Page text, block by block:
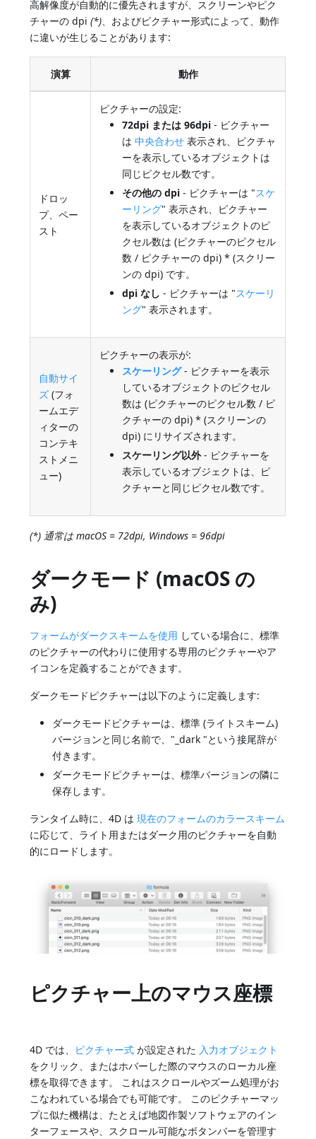
高解像度が自動的に優先されますが、スクリーンやピク
チャーの dpi(*)、およびピクチャー形式によって、動作
に違いが生じることがあります:
演算 動作
ドロッ
プ、ペー
スト
ピクチャーの設定:
72dpi または 96dpi - ピクチャー
は中央合わせ 表示され、ピクチャ
ーを表示しているオブジェクトは
同じピクセル数です。
その他の dpi - ピクチャーは "スケ
ーリング" 表示され、ピクチャー
を表示しているオブジェクトのピ
クセル数は (ピクチャーのピクセル
数 / ピクチャーの dpi) * (スクリー
ンの dpi) です。
dpi なし - ピクチャーは "スケーリ
ング" 表示されます。
自動サイ
ズ (フォ
ームエデ
ィターの
コンテキ
ストメニ
ュー)
ピクチャーの表示が:
スケーリング- ピクチャーを表示
しているオブジェクトのピクセル
数は (ピクチャーのピクセル数 / ピ
クチャーの dpi) * (スクリーンの
dpi) にリサイズされます。
スケーリング以外- ピクチャーを
表示しているオブジェクトは、ピ
クチャーと同じピクセル数です。
(*) 通常は macOS = 72dpi, Windows = 96dpi
ダークモード (macOS の
み)
フォームがダークスキームを使用 している場合に、標準
のピクチャーの代わりに使用する専用のピクチャーやア
イコンを定義することができます。
ダークモードピクチャーは以下のように定義します:
ダークモードピクチャーは、標準 (ライトスキーム)
バージョンと同じ名前で、"_dark "という接尾辞が
付きます。
ダークモードピクチャーは、標準バージョンの隣に
保存します。
ランタイム時に、4D は現在のフォームのカラースキーム
に応じて、ライト用またはダーク用のピクチャーを自動
的にロードします。
ピクチャー上のマウス座標
4D では、 ピクチャー式 が設定された 入力オブジェクト
をクリック、またはホバーした際のマウスのローカル座
標を取得できます。 これはスクロールやズーム処理がお
こなわれている場合でも可能です。 このピクチャーマッ
プに似た機構は、たとえば地図作製ソフトウェアのイン
ターフェースや、スクロール可能なボタンバーを管理す